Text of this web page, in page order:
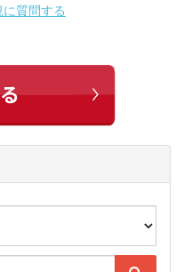
質問する